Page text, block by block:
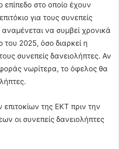
επίπεδο στο οποίο έχουν
για τους συνεπείς
αναμένεται να συμβεί χρονικά
του 2025, όσο διαρκεί η
συνεπείς δανειολήπτες. Αν
νωρίτερα, το όφελος θα
της ΕΚΤ πριν την
οι συνεπείς δανειολήπτες